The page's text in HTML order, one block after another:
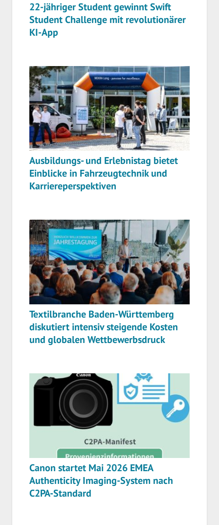
22-jähriger Student gewinnt Swift
Student Challenge mit revolutionärer
KI-App
Ausbildungs- und Erlebnistag bietet
Einblicke in Fahrzeugtechnik und
Karriereperspektiven
Textilbranche Baden-Württemberg
diskutiert intensiv steigende Kosten
und globalen Wettbewerbsdruck
Canon startet Mai 2026 EMEA
Authenticity Imaging-System nach
C2PA-Standard